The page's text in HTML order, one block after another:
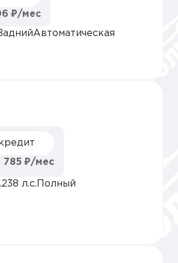
₽/мес
Автоматическая
785 ₽/мес
238 л.с. Полный